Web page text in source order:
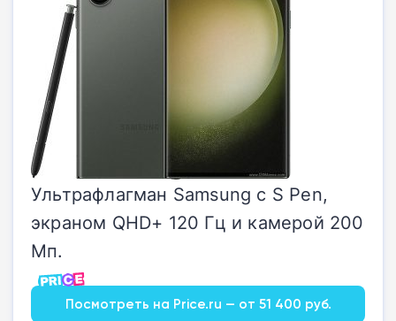
Ультрафлагман Samsung с S Pen,
экраном QHD+ 120 Гц и камерой 200
Мп.
Посмотреть на Price.ru — от 51 400 руб.